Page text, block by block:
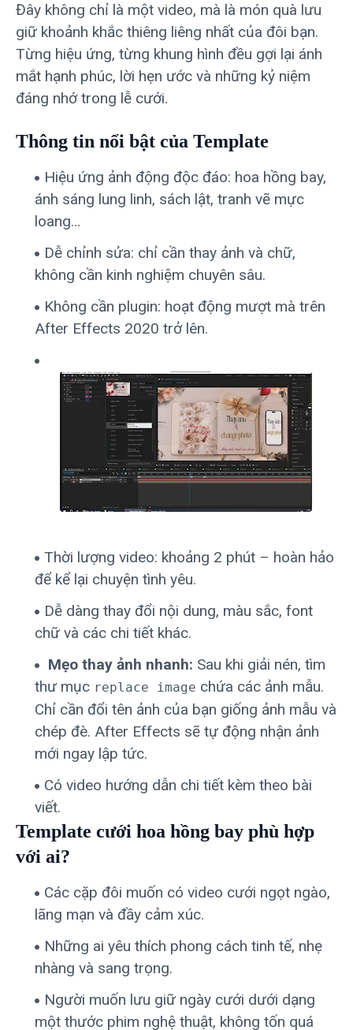
Đây không chỉ là một video, mà là món quà lưu
giữ khoảnh khắc thiêng liêng nhất của đôi bạn.
Từng hiệu ứng, từng khung hình đều gợi lại ánh
mắt hạnh phúc, lời hẹn ước và những kỷ niệm
đáng nhớ trong lễ cưới.
Thông tin nổi bật của Template
Hiệu ứng ảnh động độc đáo: hoa hồng bay,
ánh sáng lung linh, sách lật, tranh vẽ mực
loang…
Dễ chỉnh sửa: chỉ cần thay ảnh và chữ,
không cần kinh nghiệm chuyên sâu.
Không cần plugin: hoạt động mượt mà trên
After Effects 2020 trở lên.
Thời lượng video: khoảng 2 phút – hoàn hảo
để kể lại chuyện tình yêu.
Dễ dàng thay đổi nội dung, màu sắc, font
chữ và các chi tiết khác.
Mẹo thay ảnh nhanh: Sau khi giải nén, tìm
thư mục replace image chứa các ảnh mẫu.
Chỉ cần đổi tên ảnh của bạn giống ảnh mẫu và
chép đè. After Effects sẽ tự động nhận ảnh
mới ngay lập tức.
Có video hướng dẫn chi tiết kèm theo bài
viết.
Template cưới hoa hồng bay phù hợp
với ai?
Các cặp đôi muốn có video cưới ngọt ngào,
lãng mạn và đầy cảm xúc.
Những ai yêu thích phong cách tinh tế, nhẹ
nhàng và sang trọng.
Người muốn lưu giữ ngày cưới dưới dạng
một thước phim nghệ thuật, không tốn quá